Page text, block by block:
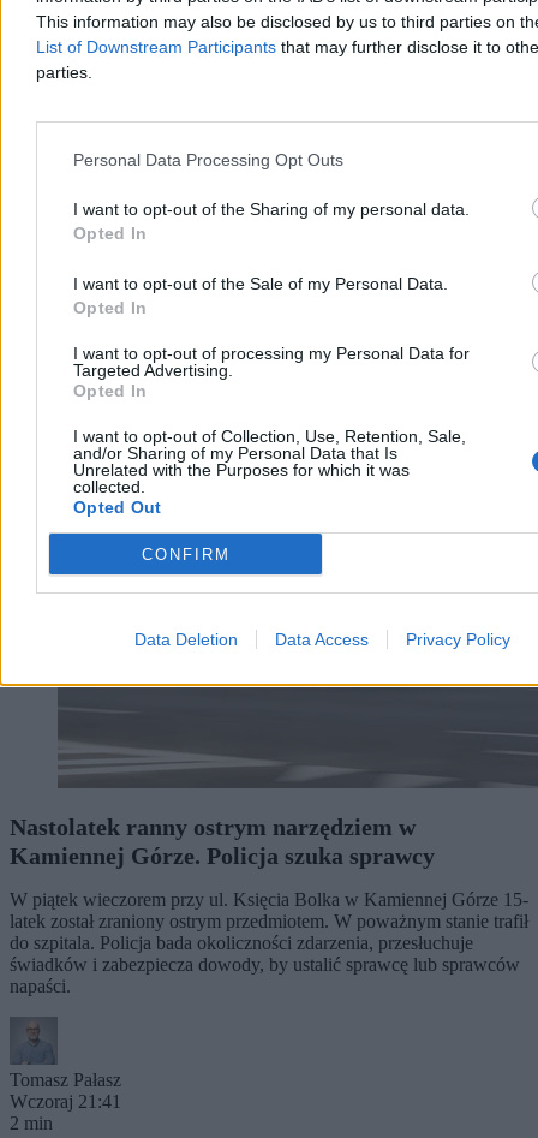
This information may also be disclosed by us to third parties on
List of Downstream Participants that may further disclose it to
parties.
Personal Data Processing Opt Outs
I want to opt-out of the Sharing of my personal data.
Opted In
I want to opt-out of the Sale of my Personal Data.
Opted In
I want to opt-out of processing my Personal Data for
Targeted Advertising.
Opted In
I want to opt-out of Collection, Use, Retention, Sale,
and/or Sharing of my Personal Data that Is
Unrelated with the Purposes for which it was
collected.
Opted Out
CONFIRM
Data Deletion Data Access Privacy Policy
Paweł Żurek
Dzisiaj 06:30
3 min
Kraj
Nastolatek ranny ostrym narzędziem w
Kamiennej Górze. Policja szuka sprawcy
W piątek wieczorem przy ul. Księcia Bolka w Kamiennej Górze 15-
latek został zraniony ostrym przedmiotem. W poważnym stanie trafił
do szpitala. Policja bada okoliczności zdarzenia, przesłuchuje
świadków i zabezpiecza dowody, by ustalić sprawcę lub sprawców
napaści.
Tomasz Pałasz
Wczoraj 21:41
2 min